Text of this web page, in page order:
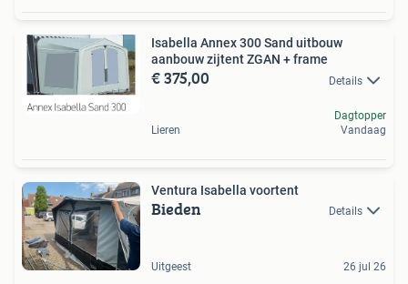
Isabella Annex 300 Sand uitbouw
aanbouw zijtent ZGAN + frame
€ 375,00 Details
Lieren
Dagtopper
Vandaag
Ventura Isabella voortent
Bieden Details
Uitgeest 26 jul 26